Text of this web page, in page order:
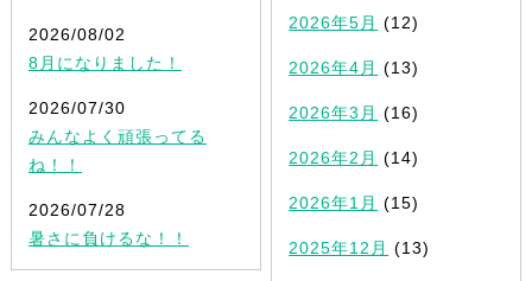
2026/08/02
8月になりました！
2026/07/30
みんなよく頑張ってる
ね！！
2026/07/28
暑さに負けるな！！
2026年5月 (12)
2026年4月 (13)
2026年3月 (16)
2026年2月 (14)
2026年1月 (15)
2025年12月 (13)